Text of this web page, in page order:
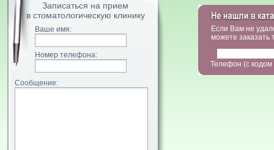
Записаться на прием
в стоматологическую клинику
Ваше имя:
Номер телефона:
Сообщение:
Если Вам не
можете заказать
Телефон (с кодом